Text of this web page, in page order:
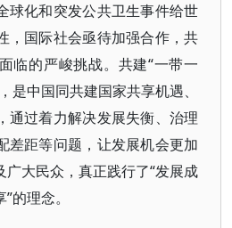
球化和突发公共卫生事件给世
，国际社会亟待加强合作，共
临的严峻挑战。共建“一带一
是中国同共建国家共享机遇、
通过着力解决发展失衡、治理
差距等问题，让发展机会更加
大民众，真正践行了“发展成
的理念。